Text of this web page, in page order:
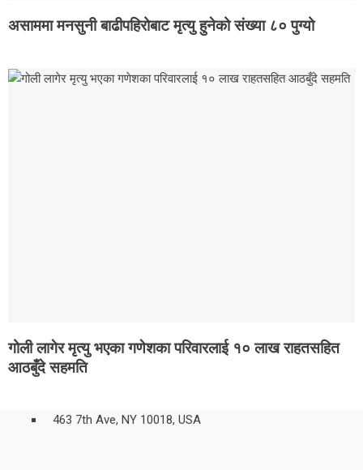
असाममा मनसुनी बाढीपहिरोबाट मृत्यु हुनेको संख्या ८० पुग्यो
गोली लागेर मृत्यु भएका गणेशका परिवारलाई १० लाख राहतसहित
आठबुँदे सहमति
463 7th Ave, NY 10018, USA